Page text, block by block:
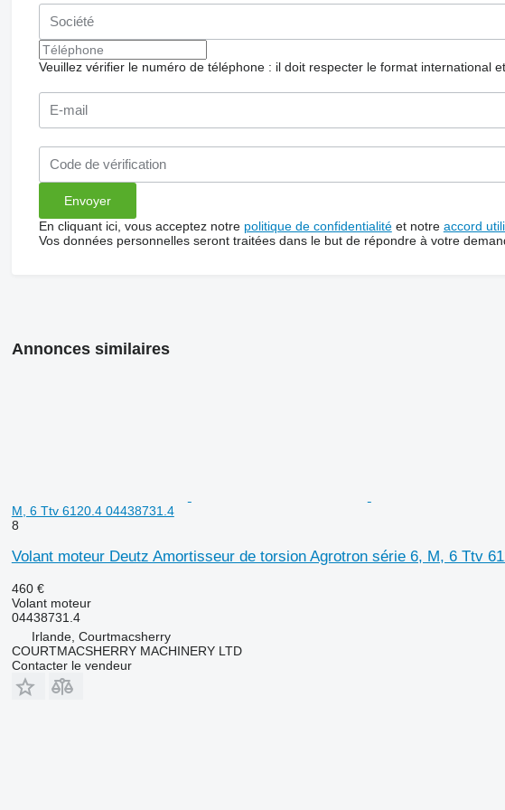
Veuillez vérifier le numéro de téléphone : il doit respecter le format international
En cliquant ici, vous acceptez notre politique de confidentialitéet notre accord
Vos données personnelles seront traitées dans le but de répondre à votre
Annonces similaires
M, 6 Ttv 6120.4 04438731.4
8
Volant moteur Deutz Amortisseur de torsion Agrotron série 6, M, 6 Ttv
460 €
Volant moteur
04438731.4
Irlande, Courtmacsherry
COURTMACSHERRY MACHINERY LTD
Contacter le vendeur